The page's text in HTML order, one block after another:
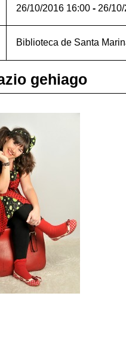
26/10/2016 16:00 - 26/
Biblioteca de Santa
gehiago